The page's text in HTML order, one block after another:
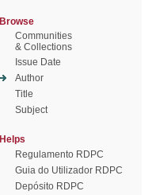
Browse
Communities
& Collections
Issue Date
Author
Title
Subject
Helps
Regulamento RDPC
Guia do Utilizador RDPC
Depósito RDPC